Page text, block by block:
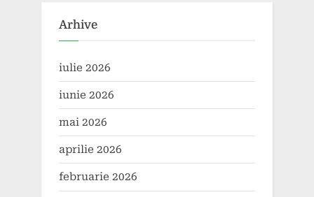
Arhive
iulie 2026
iunie 2026
mai 2026
aprilie 2026
februarie 2026